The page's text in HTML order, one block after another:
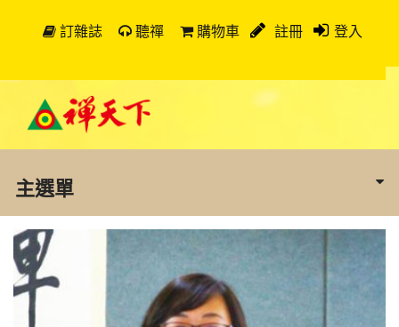
訂雜誌 聽禪 購物車 註冊 登入
主選單